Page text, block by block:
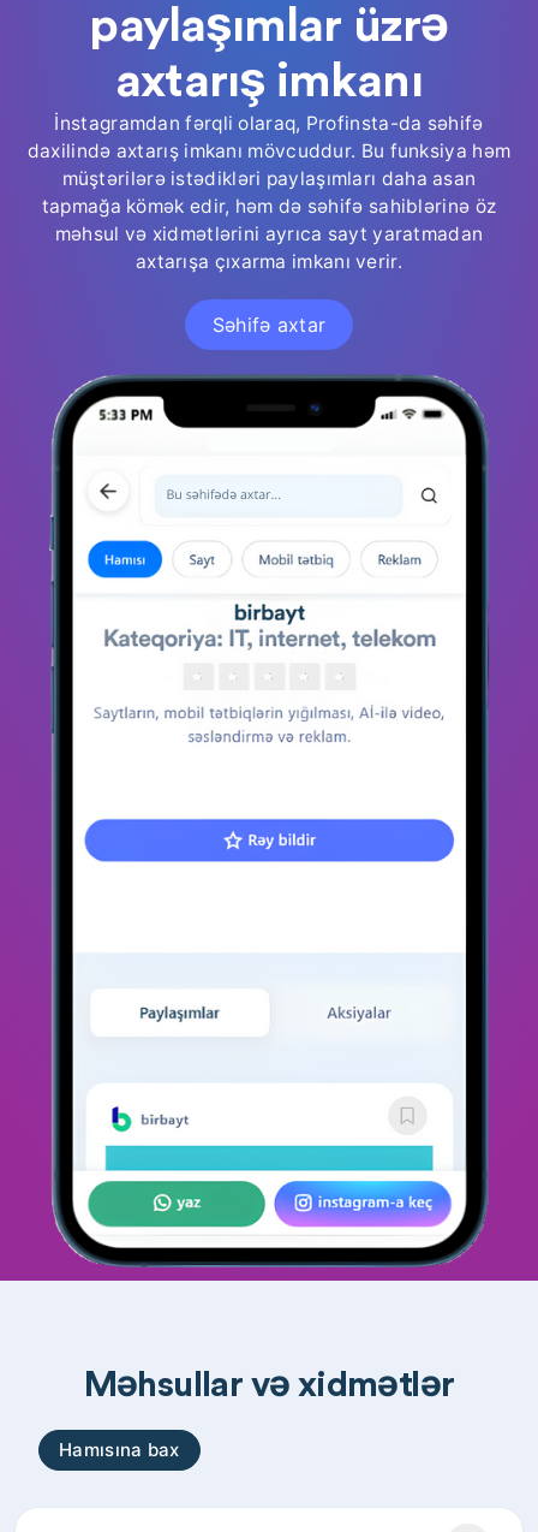
paylaşımlar üzrə
axtarış imkanı
İnstagramdan fərqli olaraq, Profinsta-da səhifə
daxilində axtarış imkanı mövcuddur. Bu funksiya həm
müştərilərə istədikləri paylaşımları daha asan
tapmağa kömək edir, həm də səhifə sahiblərinə öz
məhsul və xidmətlərini ayrıca sayt yaratmadan
axtarışa çıxarma imkanı verir.
Səhifə axtar
Məhsullar və xidmətlər
Hamısına bax